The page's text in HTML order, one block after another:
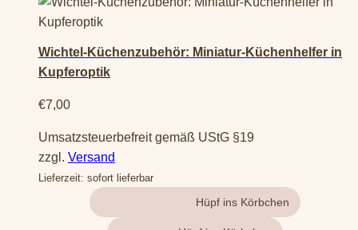
Wichtel-Küchenzubehör: Miniatur-Küchenhelfer in
Kupferoptik
€7,00
Umsatzsteuerbefreit gemäß UStG §19
zzgl. Versand
Lieferzeit: sofort lieferbar